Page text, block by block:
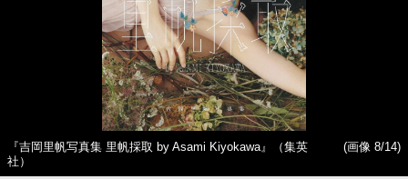
『吉岡里帆写真集 里帆採取 by Asami Kiyokawa』（集英
社）
(画像 8/14)